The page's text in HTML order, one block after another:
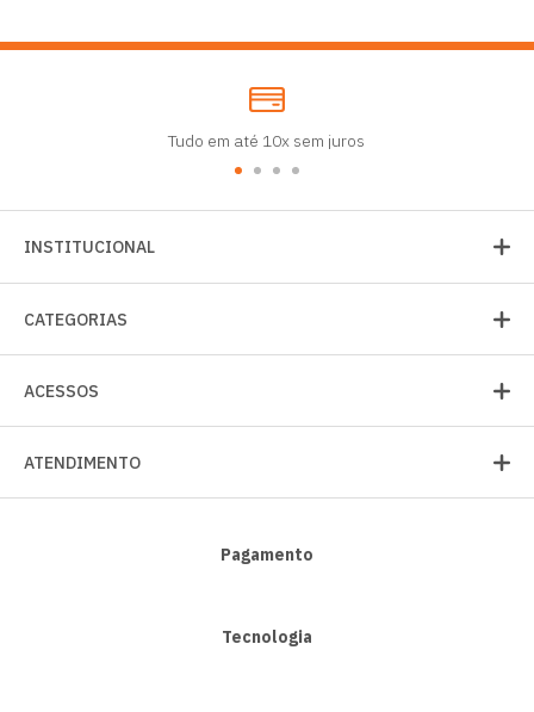
Tudo em até 10x sem juros
INSTITUCIONAL
CATEGORIAS
ACESSOS
ATENDIMENTO
Pagamento
Tecnologia